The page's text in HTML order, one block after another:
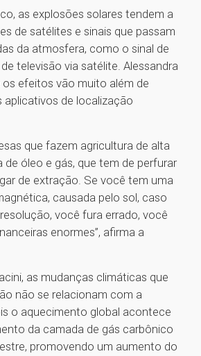
as explosões solares tendem a
de satélites e sinais que passam
da atmosfera, como o sinal de
televisão via satélite. Alessandra
os efeitos vão muito além de
de localização
que fazem agricultura de alta
de óleo e gás, que tem de perfurar
de extração. Se você tem uma
causada pelo sol, caso
você fura errado, você
enormes”, afirma a
as mudanças climáticas que
não se relacionam com a
o aquecimento global acontece
da camada de gás carbônico
promovendo um aumento do